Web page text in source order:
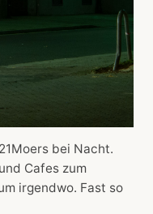
bei Nacht.
Cafes zum
irgendwo. Fast so